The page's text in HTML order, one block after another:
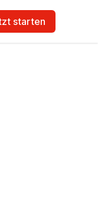
starten